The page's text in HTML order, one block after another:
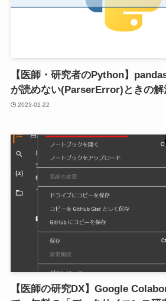
【医師・研究者のPython】
が読めない(ParserError)ときの解
2023-02-22
【医師の研究DX】Google